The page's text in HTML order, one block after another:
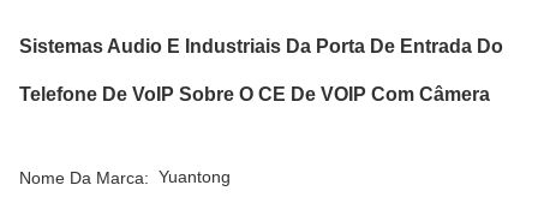
Sistemas Audio E Industriais Da Porta De Entrada Do
Telefone De VoIP Sobre O CE De VOIP Com Câmera
Nome Da Marca: Yuantong